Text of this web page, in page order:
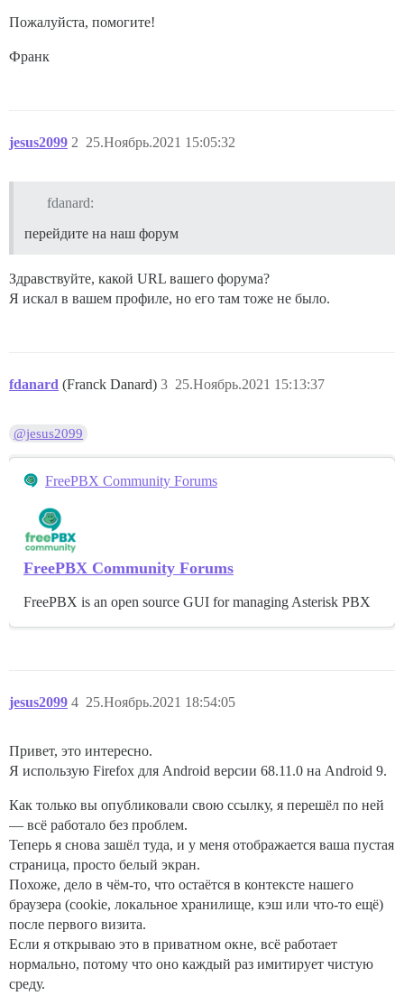
Пожалуйста, помогите!
Франк
jesus2099 25.Ноябрь.2021 15:05:32
2
fdanard:
перейдите на наш форум
Здравствуйте, какой URL вашего форума?
Я искал в вашем профиле, но его там тоже не было.
fdanard (Franck Danard) 25.Ноябрь.2021 15:13:37
3
@jesus2099
FreePBX Community Forums
FreePBX Community Forums
FreePBX is an open source GUI for managing Asterisk PBX
jesus2099 25.Ноябрь.2021 18:54:05
4
Привет, это интересно.
Я использую Firefox для Android версии 68.11.0 на Android 9.
Как только вы опубликовали свою ссылку, я перешёл по ней
— всё работало без проблем.
Теперь я снова зашёл туда, и у меня отображается ваша пустая
страница, просто белый экран.
Похоже, дело в чём-то, что остаётся в контексте нашего
браузера (cookie, локальное хранилище, кэш или что-то ещё)
после первого визита.
Если я открываю это в приватном окне, всё работает
нормально, потому что оно каждый раз имитирует чистую
среду.